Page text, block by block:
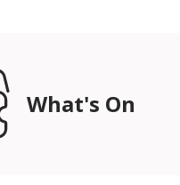
What's On